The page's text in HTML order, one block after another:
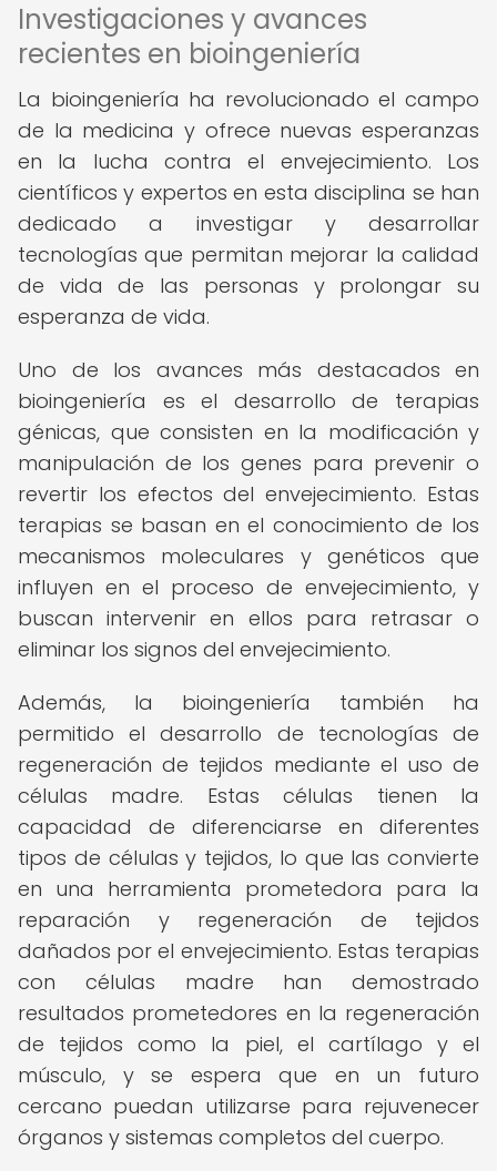
Investigaciones y avances
recientes en bioingeniería
La bioingeniería ha revolucionado el campo
de la medicina y ofrece nuevas esperanzas
en la lucha contra el envejecimiento. Los
científicos y expertos en esta disciplina se han
dedicado a investigar y desarrollar
tecnologías que permitan mejorar la calidad
de vida de las personas y prolongar su
esperanza de vida.
Uno de los avances más destacados en
bioingeniería es el desarrollo de terapias
génicas, que consisten en la modificación y
manipulación de los genes para prevenir o
revertir los efectos del envejecimiento. Estas
terapias se basan en el conocimiento de los
mecanismos moleculares y genéticos que
influyen en el proceso de envejecimiento, y
buscan intervenir en ellos para retrasar o
eliminar los signos del envejecimiento.
Además, la bioingeniería también ha
permitido el desarrollo de tecnologías de
regeneración de tejidos mediante el uso de
células madre. Estas células tienen la
capacidad de diferenciarse en diferentes
tipos de células y tejidos, lo que las convierte
en una herramienta prometedora para la
reparación y regeneración de tejidos
dañados por el envejecimiento. Estas terapias
con células madre han demostrado
resultados prometedores en la regeneración
de tejidos como la piel, el cartílago y el
músculo, y se espera que en un futuro
cercano puedan utilizarse para rejuvenecer
órganos y sistemas completos del cuerpo.